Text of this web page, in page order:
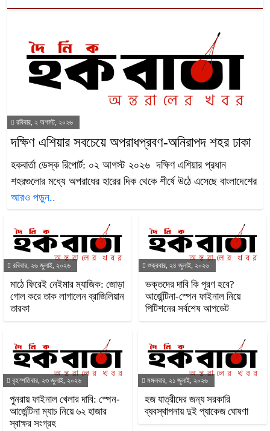
রবিবার, ২ অগাস্ট, ২০২৬
দক্ষিণ এশিয়ার সবচেয়ে অপরাধপ্রবণ-অনিরাপদ শহর ঢাকা
‎হকবার্তা ডেস্ক রিপোর্ট: ০২ আগস্ট ২০২৬ ‎ ‎দক্ষিণ এশিয়ার প্রধান
শহরগুলোর মধ্যে অপরাধের হারের দিক থেকে শীর্ষে উঠে এসেছে বাংলাদেশের
আরও পড়ুন..
রবিবার, ২৬ জুলাই, ২০২৬
মাঠে ফিরেই নেইমার ম্যাজিক: জোড়া
গোল করে তাক লাগালেন ব্রাজিলিয়ান
তারকা
শুক্রবার, ২৪ জুলাই, ২০২৬
ভক্তদের দাবি কি পূরণ হবে?
আর্জেন্টিনা-স্পেন ফাইনাল নিয়ে
পিটিশনের সর্বশেষ আপডেট
বৃহস্পতিবার, ২৩ জুলাই, ২০২৬
পুনরায় ফাইনাল খেলার দাবি: স্পেন-
আর্জেন্টিনা ম্যাচ নিয়ে ৬২ হাজার
স্বাক্ষর সংগ্রহ
মঙ্গলবার, ২১ জুলাই, ২০২৬
হজ যাত্রীদের জন্য সরকারি
ব্যবস্থাপনায় দুই প্যাকেজ ঘোষণা